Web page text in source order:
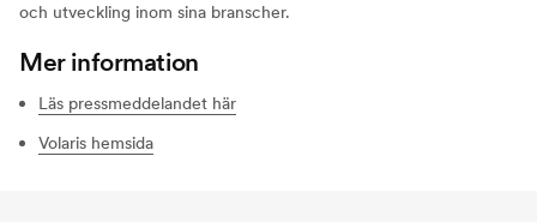
och utveckling inom sina branscher.
Mer information
Läs pressmeddelandet här
Volaris hemsida